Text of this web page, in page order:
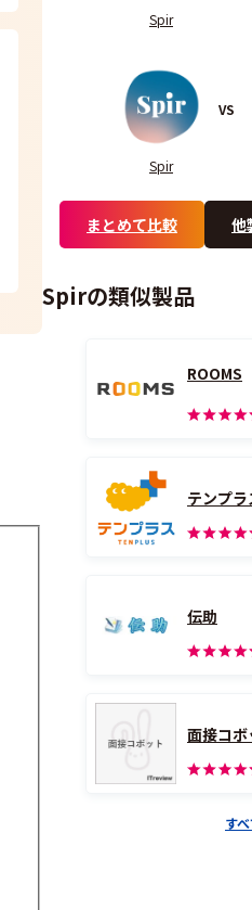
Spir
Spir
VS
まとめて比較 他
Spirの類似製品
ROOMS
テンプラ
伝助
面接コボ
す